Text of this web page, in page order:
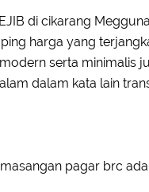
di cikarang
harga yang
serta minimalis
dalam kata lain
pagar brc